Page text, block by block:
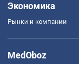
Экономика
Рынки и компании
MedOboz